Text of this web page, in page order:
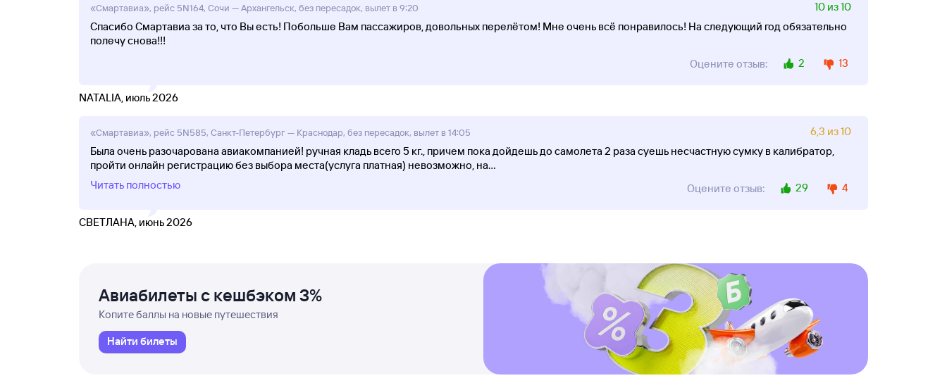
«Смартавиа», рейс 5N164, Сочи — Архангельск, без пересадок, вылет в 9:20
10 из 10
Спасибо Смартавиа за то, что Вы есть! Побольше Вам пассажиров, довольных перелётом! Мне очень всё понравилось! На следующий год обязательно
полечу снова!!!
Оцените отзыв:
2 13
NATALIA, июль 2026
«Смартавиа», рейс 5N585, Санкт-Петербург — Краснодар, без пересадок, вылет в 14:05
6,3 из 10
Была очень разочарована авиакомпанией! ручная кладь всего 5 кг., причем пока дойдешь до самолета 2 раза суешь несчастную сумку в калибратор,
пройти онлайн регистрацию без выбора места(услуга платная) невозможно, на...
Читать полностью
Оцените отзыв: 29 4
СВЕТЛАНА, июнь 2026
Авиабилеты с кешбэком 3%
Копите баллы на новые путешествия
Найти билеты